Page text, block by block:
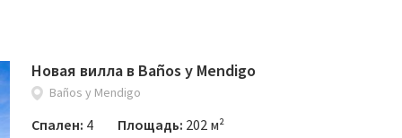
Новая вилла в Baños y Mendigo
Baños y Mendigo
Спален: 4 Площадь: 202 м²